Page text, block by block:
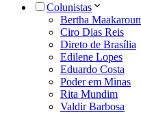
Colunistas
Bertha Maakaroun
Ciro Dias Reis
Direto de Brasília
Edilene Lopes
Eduardo Costa
Poder em Minas
Rita Mundim
Valdir Barbosa